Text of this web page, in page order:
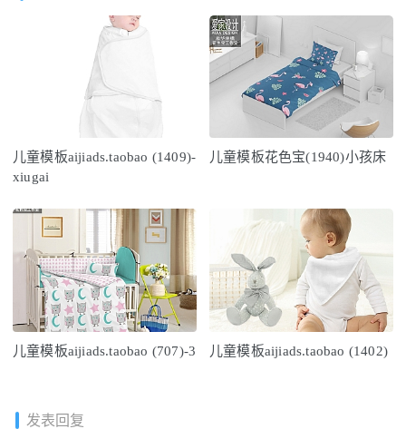
儿童模板aijiads.taobao (1409)-
xiugai
儿童模板花色宝(1940)小孩床
儿童模板aijiads.taobao (707)-3 儿童模板aijiads.taobao (1402)
发表回复